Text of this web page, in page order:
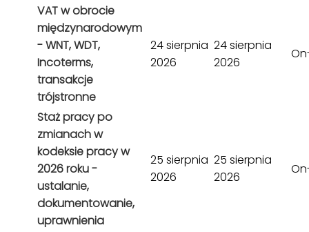
VAT w obrocie
międzynarodowym
- WNT, WDT,
Incoterms,
transakcje
trójstronne
24 sierpnia
2026
24 sierpnia
2026
Staż pracy po
zmianach w
kodeksie pracy w
2026 roku -
ustalanie,
dokumentowanie,
uprawnienia
25 sierpnia
2026
25 sierpnia
2026